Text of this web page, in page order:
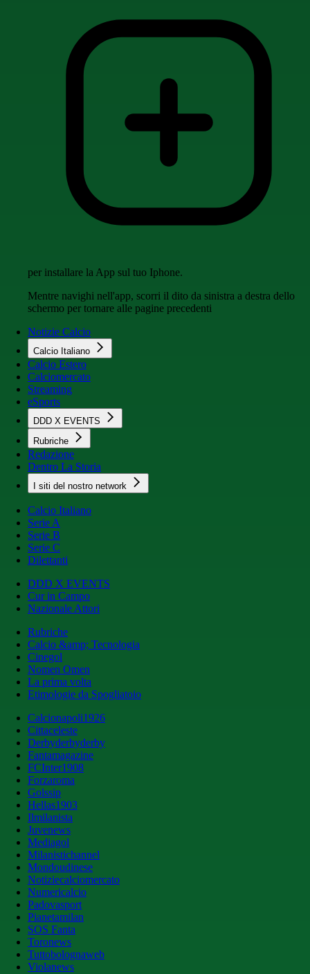
per installare la App sul tuo Iphone.
Mentre navighi nell'app, scorri il dito da sinistra a destra dello
schermo per tornare alle pagine precedenti
Notizie Calcio
Calcio Italiano
Calcio Estero
Calciomercato
Streaming
eSports
DDD X EVENTS
Rubriche
Redazione
Dentro La Storia
I siti del nostro network
Calcio Italiano
Serie A
Serie B
Serie C
Dilettanti
DDD X EVENTS
Cur in Campo
Nazionale Attori
Rubriche
Calcio &amp; Tecnologia
Cinegol
Nomen Omen
La prima volta
Etimologie da Spogliatoio
Calcionapoli1926
Cittaceleste
Derbyderbyderby
Fantamagazine
FCInter1908
Forzaroma
Golssip
Hellas1903
Ilmilanista
Juvenews
Mediagol
Milanistichannel
Mondoudinese
Notiziecalciomercato
Numericalcio
Padovasport
Pianetamilan
SOS Fanta
Toronews
Tuttobolognaweb
Violanews